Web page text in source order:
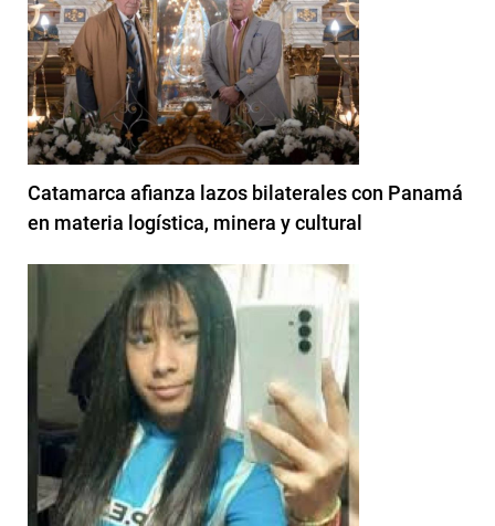
Catamarca afianza lazos bilaterales con Panamá
en materia logística, minera y cultural